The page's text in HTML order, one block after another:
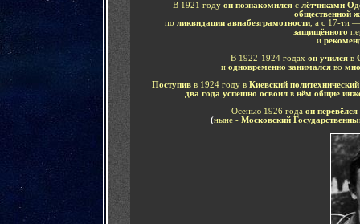
В 1921 году он познакомился с лётчиками
общественной
по ликвидации авиабезграмотности, а с 17-ти —
защищённого
и
В 1922-1924 годах он училсяв
и одновременно занимался во
Поступив в 1924 году в Киевский политехнический
два года успешно освоил в нём общие
Осенью 1926 года он перевёлся
(ныне - Московский